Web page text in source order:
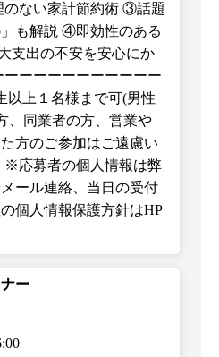
ない家計節約術 ③話題
も解説 ④即効性のある
支出の不安を安心にか
ーーーーーーーーーーー
以上１名様まで可(男性
、同業者の方、営業や
方のご参加はご遠慮い
※応募者の個人情報は弊
ール連絡、当日の受付
個人情報保護方針はHP
ー